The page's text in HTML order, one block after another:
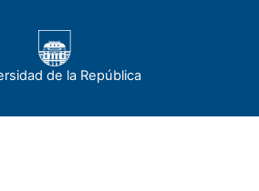
de la República